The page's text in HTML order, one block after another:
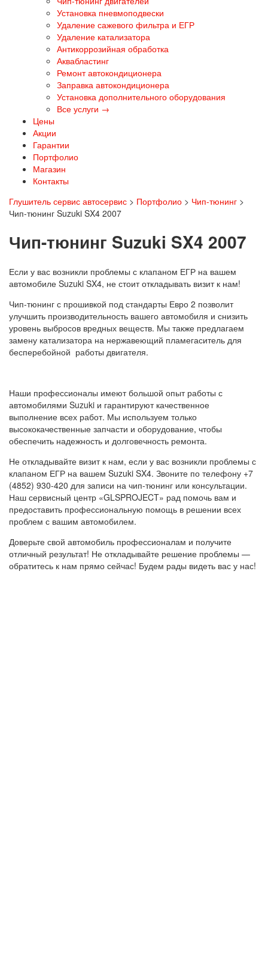
Установка пневмоподвески
Удаление сажевого фильтра и ЕГР
Удаление катализатора
Антикоррозийная обработка
Аквабластинг
Ремонт автокондиционера
Заправка автокондиционера
Установка дополнительного оборудования
Все услуги →
Цены
Акции
Гарантии
Портфолио
Магазин
Контакты
Глушитель сервис автосервис > Портфолио > Чип-тюнинг >
Чип-тюнинг Suzuki SX4 2007
Чип-тюнинг Suzuki SX4 2007
Если у вас возникли проблемы с клапаном ЕГР на вашем
автомобиле Suzuki SX4, не стоит откладывать визит к нам!
Чип-тюнинг с прошивкой под стандарты Евро 2 позволит
улучшить производительность вашего автомобиля и снизить
уровень выбросов вредных веществ. Мы также предлагаем
замену катализатора на нержавеющий пламегаситель для
бесперебойной работы двигателя.
Наши профессионалы имеют большой опыт работы с
автомобилями Suzuki и гарантируют качественное
выполнение всех работ. Мы используем только
высококачественные запчасти и оборудование, чтобы
обеспечить надежность и долговечность ремонта.
Не откладывайте визит к нам, если у вас возникли проблемы с
клапаном ЕГР на вашем Suzuki SX4. Звоните по телефону +7
(4852) 930-420 для записи на чип-тюнинг или консультации.
Наш сервисный центр «GLSPROJECT» рад помочь вам и
предоставить профессиональную помощь в решении всех
проблем с вашим автомобилем.
Доверьте свой автомобиль профессионалам и получите
отличный результат! Не откладывайте решение проблемы —
обратитесь к нам прямо сейчас! Будем рады видеть вас у нас!